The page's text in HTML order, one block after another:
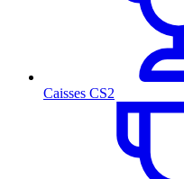
Caisses CS2